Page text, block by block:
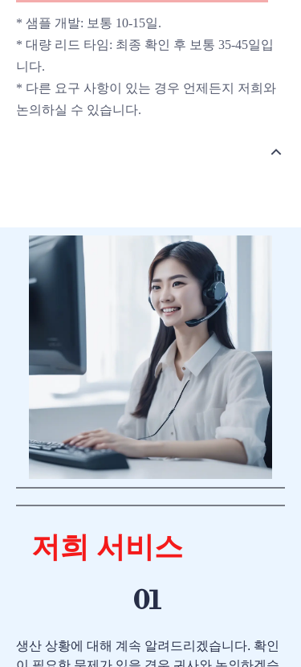
* 샘플 개발: 보통 10-15일.
* 대량 리드 타임: 최종 확인 후 보통 35-45일입
니다.
* 다른 요구 사항이 있는 경우 언제든지 저희와
논의하실 수 있습니다.
저희 서비스
01
생산 상황에 대해 계속 알려드리겠습니다. 확인